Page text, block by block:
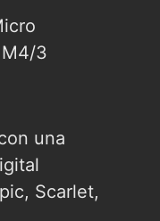
3
una
Scarlet,